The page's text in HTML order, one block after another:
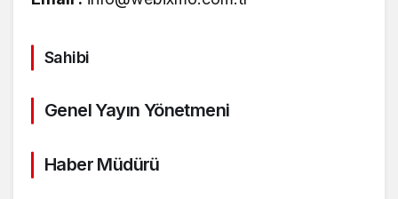
Sahibi
Genel Yayın Yönetmeni
Haber Müdürü